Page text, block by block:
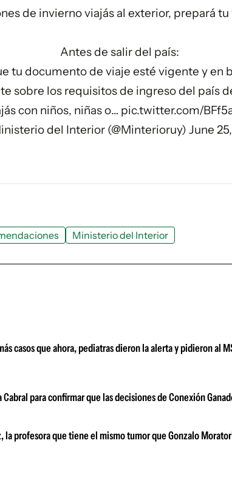
de invierno viajás al exterior, prepará
Antes de salir del país:
tu documento de viaje esté vigente y en
sobre los requisitos de ingreso del país
con niños, niñas o… pic.twitter.com/
del Interior (@Minterioruy)June
Ministerio del Interior
casos que ahora, pediatras dieron la alerta y pidieron al
para confirmar que las decisiones de Conexión
la profesora que tiene el mismo tumor que Gonzalo